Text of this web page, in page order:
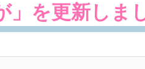
」を更新しま